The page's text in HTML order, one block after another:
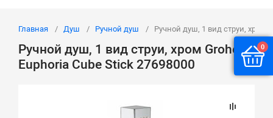
Главная Душ Ручной душ Ручной душ, 1 вид струи, хром
Ручной душ, 1 вид струи, хром Grohe
Euphoria Cube Stick 27698000
0